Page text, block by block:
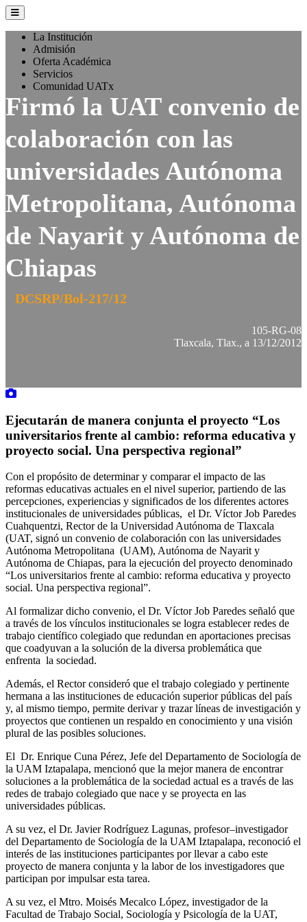
La Institución
Admisión
Oferta Académica
Servicios
Comunidad UATx
Firmó la UAT convenio de
colaboración con las
universidades Autónoma
Metropolitana, Autónoma
de Nayarit y Autónoma de
Chiapas
DCSRP/Bol-217/12
105-RG-08
Tlaxcala, Tlax., a 13/12/2012
Ejecutarán de manera conjunta el proyecto “Los
universitarios frente al cambio: reforma educativa y
proyecto social. Una perspectiva regional”
Con el propósito de determinar y comparar el impacto de las
reformas educativas actuales en el nivel superior, partiendo de las
percepciones, experiencias y significados de los diferentes actores
institucionales de universidades públicas, el Dr. Víctor Job Paredes
Cuahquentzi, Rector de la Universidad Autónoma de Tlaxcala
(UAT, signó un convenio de colaboración con las universidades
Autónoma Metropolitana (UAM), Autónoma de Nayarit y
Autónoma de Chiapas, para la ejecución del proyecto denominado
“Los universitarios frente al cambio: reforma educativa y proyecto
social. Una perspectiva regional”.
Al formalizar dicho convenio, el Dr. Víctor Job Paredes señaló que
a través de los vínculos institucionales se logra establecer redes de
trabajo científico colegiado que redundan en aportaciones precisas
que coadyuvan a la solución de la diversa problemática que
enfrenta la sociedad.
Además, el Rector consideró que el trabajo colegiado y pertinente
hermana a las instituciones de educación superior públicas del país
y, al mismo tiempo, permite derivar y trazar líneas de investigación y
proyectos que contienen un respaldo en conocimiento y una visión
plural de las posibles soluciones.
El Dr. Enrique Cuna Pérez, Jefe del Departamento de Sociología de
la UAM Iztapalapa, mencionó que la mejor manera de encontrar
soluciones a la problemática de la sociedad actual es a través de las
redes de trabajo colegiado que nace y se proyecta en las
universidades públicas.
A su vez, el Dr. Javier Rodríguez Lagunas, profesor–investigador
del Departamento de Sociología de la UAM Iztapalapa, reconoció el
interés de las instituciones participantes por llevar a cabo este
proyecto de manera conjunta y la labor de los investigadores que
participan por impulsar esta tarea.
A su vez, el Mtro. Moisés Mecalco López, investigador de la
Facultad de Trabajo Social, Sociología y Psicología de la UAT,